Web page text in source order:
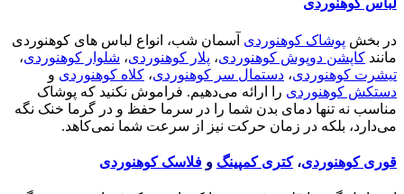
لباس کوهنوردی
در بخش پوشاک کوهنوردی آسمان شب، انواع لباس های کوهنوردی
مانند کاپشن دوپوش کوهنوردی، پلار کوهنوردی، شلوار کوهنوردی،
تیشرت کوهنوردی، دستمال سر کوهنوردی، کلاه کوهنوردی و
دستکش کوهنوردی را ارائه می‌دهیم. فراموش نکنید که پوشاک
مناسب نه تنها دمای بدن شما را در سرما حفظ و در گرما خنک نگه
می‌دارد، بلکه در زمان حرکت نیز از سرعت شما نمی‌کاهد.
قوری کوهنوردی،کتری کمپینگ و فلاسک کوهنوردی